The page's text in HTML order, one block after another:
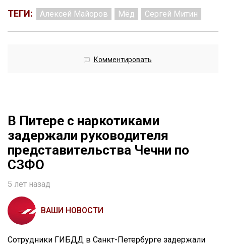
ТЕГИ: Алексей Майоров Мёд Сергей Митин
Комментировать
В Питере с наркотиками
задержали руководителя
представительства Чечни по
СЗФО
5 лет назад
ВАШИ НОВОСТИ
Сотрудники ГИБДД в Санкт-Петербурге задержали